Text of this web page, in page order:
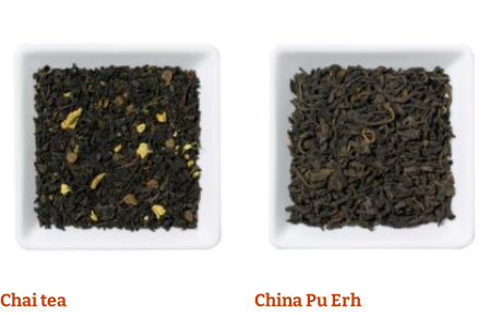
Chai tea China Pu Erh